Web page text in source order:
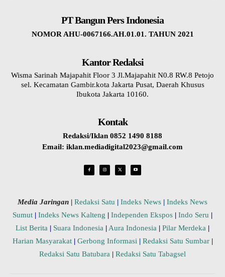
PT Bangun Pers Indonesia
NOMOR AHU-0067166.AH.01.01. TAHUN 2021
Kantor Redaksi
Wisma Sarinah Majapahit Floor 3 Jl.Majapahit N0.8 RW.8 Petojo
sel. Kecamatan Gambir.kota Jakarta Pusat, Daerah Khusus
Ibukota Jakarta 10160.
Kontak
Redaksi/Iklan 0852 1490 8188
Email: iklan.mediadigital2023@gmail.com
Media Jaringan | Redaksi Satu | Indeks News | Indeks News
Sumut | Indeks News Kalteng | Independen Ekspos | Indo Seru |
List Berita | Suara Indonesia | Aura Indonesia | Pilar Merdeka |
Harian Masyarakat | Gerbong Informasi | Redaksi Satu Sumbar |
Redaksi Satu Batubara | Redaksi Satu Tabagsel